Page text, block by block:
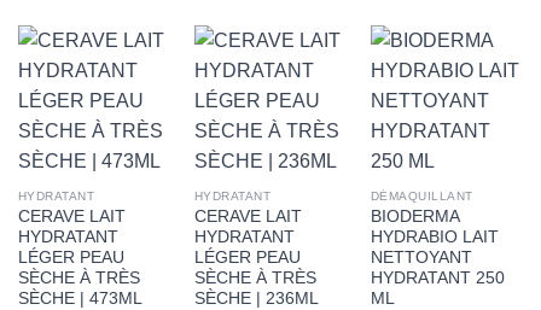
HYDRATANT
CERAVE LAIT
HYDRATANT
LÉGER PEAU
SÈCHE À TRÈS
SÈCHE | 473ML
HYDRATANT
CERAVE LAIT
HYDRATANT
LÉGER PEAU
SÈCHE À TRÈS
SÈCHE | 236ML
DÉMAQUILLANT
BIODERMA
HYDRABIO LAIT
NETTOYANT
HYDRATANT 250
ML